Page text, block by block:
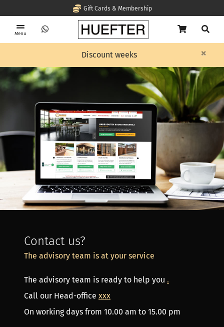
Gift Cards & Membership
Menu
Discount weeks ×
Contact us?
The advisory team is at your service
The advisory team is ready to help you .
Call our Head-office xxx
On working days from 10.00 am to 15.00 pm